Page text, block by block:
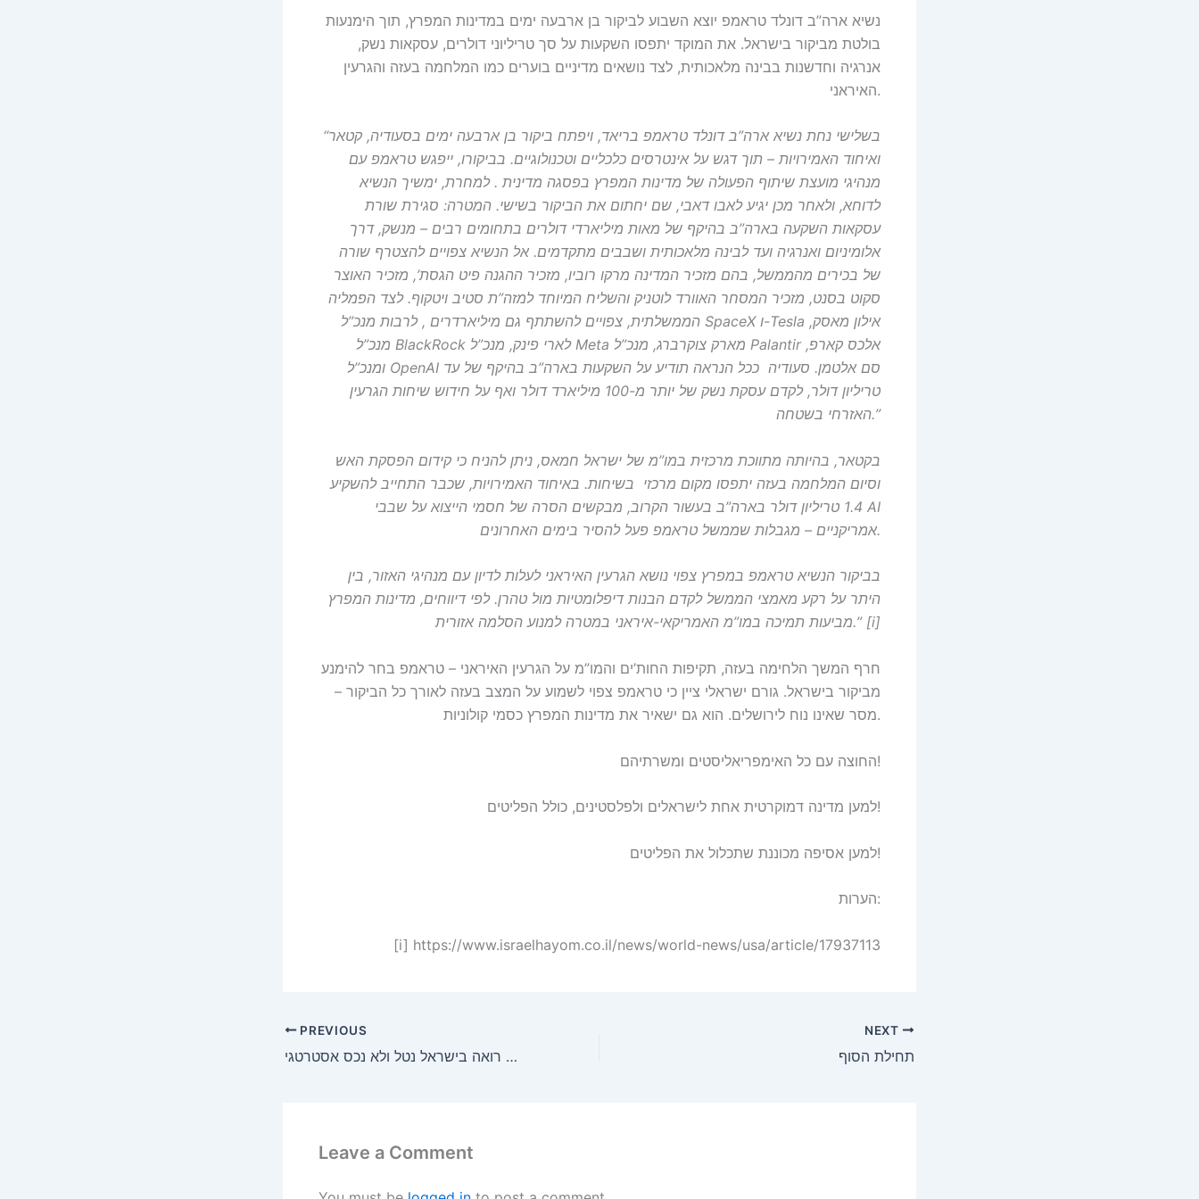
נשיא ארה”ב דונלד טראמפ יוצא השבוע לביקור בן ארבעה ימים במדינות המפרץ, תוך הימנעות
בולטת מביקור בישראל. את המוקד יתפסו השקעות על סך טריליוני דולרים, עסקאות נשק,
אנרגיה וחדשנות בבינה מלאכותית, לצד נושאים מדיניים בוערים כמו המלחמה בעזה והגרעין
האיראני.
“בשלישי נחת נשיא ארה”ב דונלד טראמפ בריאד, ויפתח ביקור בן ארבעה ימים בסעודיה, קטאר
ואיחוד האמירויות – תוך דגש על אינטרסים כלכליים וטכנולוגיים. בביקורו, ייפגש טראמפ עם
מנהיגי מועצת שיתוף הפעולה של מדינות המפרץ בפסגה מדינית . למחרת, ימשיך הנשיא
לדוחא, ולאחר מכן יגיע לאבו דאבי, שם יחתום את הביקור בשישי. המטרה: סגירת שורת
עסקאות השקעה בארה”ב בהיקף של מאות מיליארדי דולרים בתחומים רבים – מנשק, דרך
אלומיניום ואנרגיה ועד לבינה מלאכותית ושבבים מתקדמים. אל הנשיא צפויים להצטרף שורה
של בכירים מהממשל, בהם מזכיר המדינה מרקו רוביו, מזכיר ההגנה פיט הגסת’, מזכיר האוצר
סקוט בסנט, מזכיר המסחר האוורד לוטניק והשליח המיוחד למזה”ת סטיב ויטקוף. לצד הפמליה
הממשלתית, צפויים להשתתף גם מיליארדרים , לרבות מנכ”ל SpaceX ו-Tesla אילון מאסק,
מנכ”ל BlackRock לארי פינק, מנכ”ל Meta מארק צוקרברג, מנכ”ל Palantir אלכס קארפ,
ומנכ”ל OpenAI סם אלטמן. סעודיה ככל הנראה תודיע על השקעות בארה”ב בהיקף של עד
טריליון דולר, לקדם עסקת נשק של יותר מ-100 מיליארד דולר ואף על חידוש שיחות הגרעין
האזרחי בשטחה.”
בקטאר, בהיותה מתווכת מרכזית במו”מ של ישראל חמאס, ניתן להניח כי קידום הפסקת האש
וסיום המלחמה בעזה יתפסו מקום מרכזי בשיחות. באיחוד האמירויות, שכבר התחייב להשקיע
1.4 טריליון דולר בארה”ב בעשור הקרוב, מבקשים הסרה של חסמי הייצוא על שבבי AI
אמריקניים – מגבלות שממשל טראמפ פעל להסיר בימים האחרונים.
בביקור הנשיא טראמפ במפרץ צפוי נושא הגרעין האיראני לעלות לדיון עם מנהיגי האזור, בין
היתר על רקע מאמצי הממשל לקדם הבנות דיפלומטיות מול טהרן. לפי דיווחים, מדינות המפרץ
מביעות תמיכה במו”מ האמריקאי-איראני במטרה למנוע הסלמה אזורית.” [i]
חרף המשך הלחימה בעזה, תקיפות החות’ים והמו”מ על הגרעין האיראני – טראמפ בחר להימנע
מביקור בישראל. גורם ישראלי ציין כי טראמפ צפוי לשמוע על המצב בעזה לאורך כל הביקור –
מסר שאינו נוח לירושלים. הוא גם ישאיר את מדינות המפרץ כסמי קולוניות.
החוצה עם כל האימפריאליסטים ומשרתיהם!
למען מדינה דמוקרטית אחת לישראלים ולפלסטינים, כולל הפליטים!
למען אסיפה מכוננת שתכלול את הפליטים!
הערות:
[i] https://www.israelhayom.co.il/news/world-news/usa/article/17937113
PREVIOUS
אינדיקציה נוספת לכך שטראמפ רואה בישראל נטל ולא נכס אסטרטגי
NEXT
תחילת הסוף
Leave a Comment